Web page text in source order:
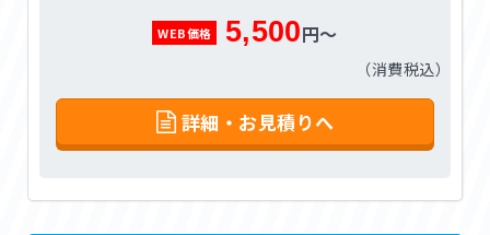
WEB価格 5,500円～
（消費税込）
詳細・お見積りへ